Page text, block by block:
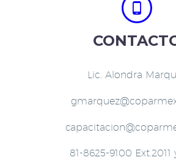


Lic. Alondra
81-8625-9100 Ext.2011